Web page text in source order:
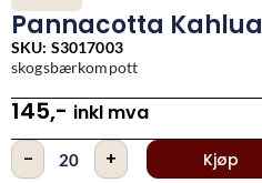
Pannacotta Kahlua
SKU: S3017003
skogsbærkompott
145,- inkl mva
- Pannacotta
Kahlua
+ Kjøp